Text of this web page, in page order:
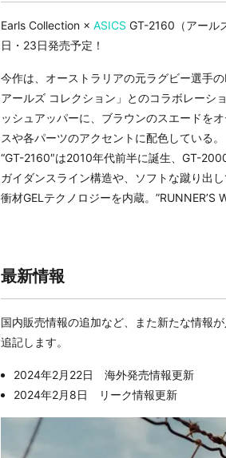
Earls Collection × ASICS GT-2160（アール
日・23日発売予定！
今作は、オーストラリアの元ラグビー選手
アールズ コレクション」とのコラボレーシ
ッシュアッパーに、ブラウンのスエードを
スや各パーツのアクセントに配色している。
“GT-2160″は2010年代前半に誕生、GT-
ガイダンスライン構造や、ソフトな蹴り出
衝材GELテクノロジーを内蔵。”RUNNER’S
最新情報
国内販売情報の追加など、また新たな情報が
追記します。
2024年2月22日 海外発売情報更新
2024年2月8日 リーク情報更新